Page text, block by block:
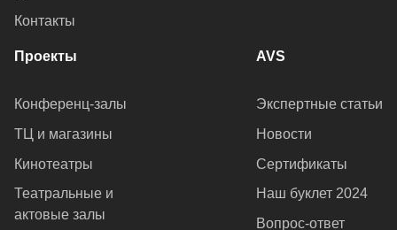
Контакты
Проекты
Конференц-залы
ТЦ и магазины
Кинотеатры
Театральные и
актовые залы
AVS
Экспертные статьи
Новости
Сертификаты
Наш буклет 2024
Вопрос-ответ